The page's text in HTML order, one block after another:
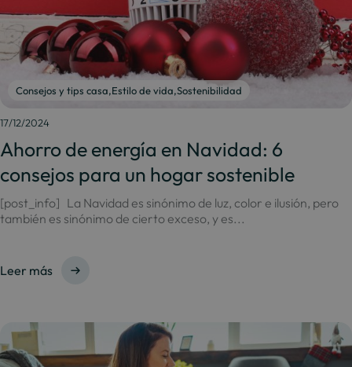
Consejos y tips casa,Estilo de vida,Sostenibilidad
17/12/2024
Ahorro de energía en Navidad: 6
consejos para un hogar sostenible
[post_info] La Navidad es sinónimo de luz, color e ilusión, pero
también es sinónimo de cierto exceso, y es...
Leer más